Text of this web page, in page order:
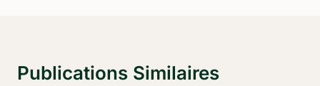
Publications Similaires